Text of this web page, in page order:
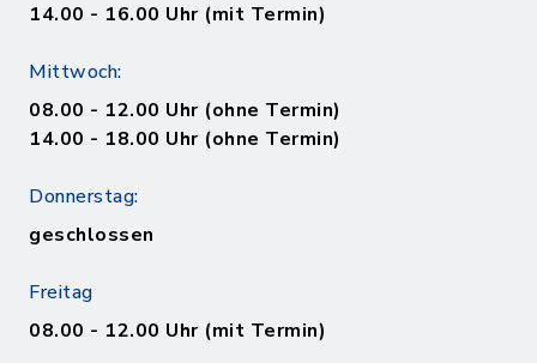
14.00 - 16.00 Uhr (mit Termin)
Mittwoch:
08.00 - 12.00 Uhr (ohne Termin)
14.00 - 18.00 Uhr (ohne Termin)
Donnerstag:
geschlossen
Freitag
08.00 - 12.00 Uhr (mit Termin)